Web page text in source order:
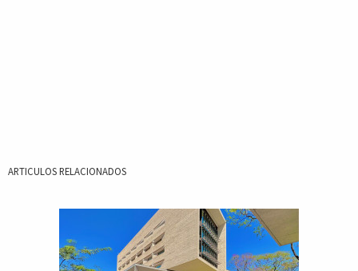
ARTICULOS RELACIONADOS